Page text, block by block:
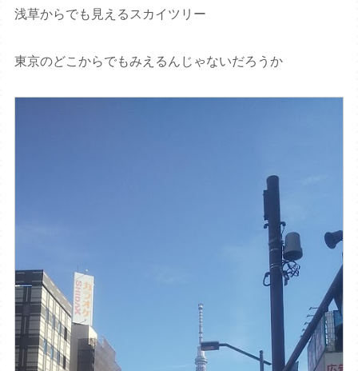
浅草からでも見えるスカイツリー
東京のどこからでもみえるんじゃないだろうか